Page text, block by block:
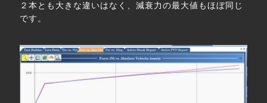
２本とも大きな違いはなく、減衰力の最大値もほぼ同じ
です。